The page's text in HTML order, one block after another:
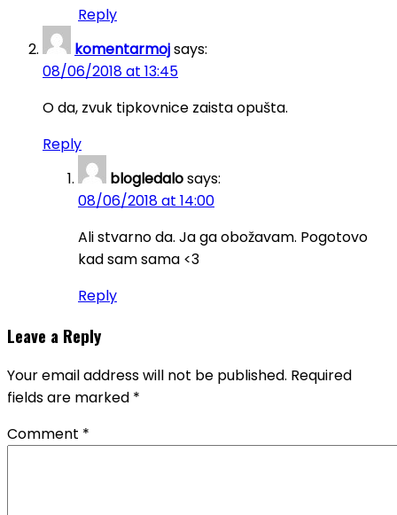
Reply
komentarmojsays:
08/06/2018 at 13:45
O da, zvuk tipkovnice zaista opušta.
Reply
blogledalosays:
08/06/2018 at 14:00
Ali stvarno da. Ja ga obožavam. Pogotovo
kad sam sama <3
Reply
Leave a Reply
Your email address will not be published. Required
fields are marked *
Comment *